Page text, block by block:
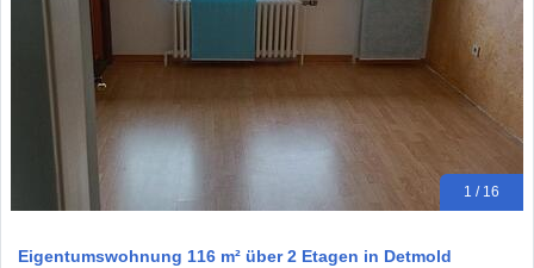
1 / 16
Eigentumswohnung 116 m² über 2 Etagen in Detmold